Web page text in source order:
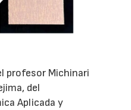
profesor Michinari
del
Aplicada y